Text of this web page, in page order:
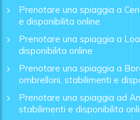
Prenotare una spiaggia a
e disponibilita online
Prenotare una spiaggia a
disponibilita online
Prenotare una spiaggia a
ombrelloni, stabilimenti e
Prenotare una spiaggia ad
stabilimenti e disponibilita